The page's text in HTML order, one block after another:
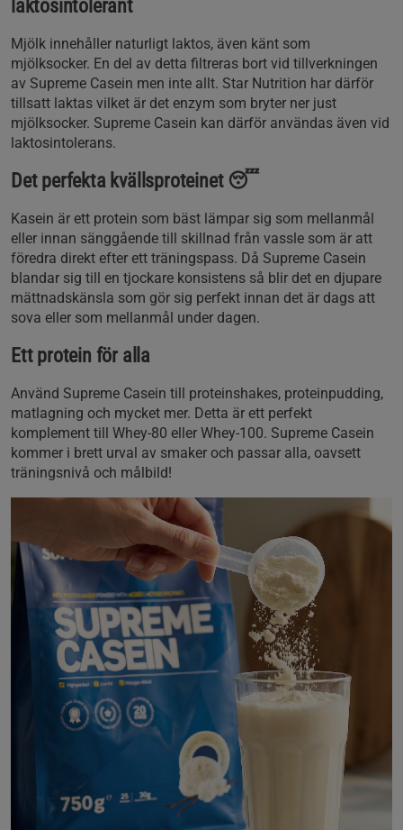
laktosintolerant
Mjölk innehåller naturligt laktos, även känt som
mjölksocker. En del av detta filtreras bort vid tillverkningen
av Supreme Casein men inte allt. Star Nutrition har därför
tillsatt laktas vilket är det enzym som bryter ner just
mjölksocker. Supreme Casein kan därför användas även vid
laktosintolerans.
Det perfekta kvällsproteinet 😴
Kasein är ett protein som bäst lämpar sig som mellanmål
eller innan sänggående till skillnad från vassle som är att
föredra direkt efter ett träningspass. Då Supreme Casein
blandar sig till en tjockare konsistens så blir det en djupare
mättnadskänsla som gör sig perfekt innan det är dags att
sova eller som mellanmål under dagen.
Ett protein för alla
Använd Supreme Casein till proteinshakes, proteinpudding,
matlagning och mycket mer. Detta är ett perfekt
komplement till Whey-80 eller Whey-100. Supreme Casein
kommer i brett urval av smaker och passar alla, oavsett
träningsnivå och målbild!